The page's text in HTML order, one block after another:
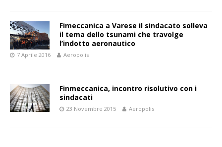
Fimeccanica a Varese il sindacato solleva
il tema dello tsunami che travolge
l’indotto aeronautico
7 Aprile 2016 Aeropolis
Finmeccanica, incontro risolutivo con i
sindacati
23 Novembre 2015 Aeropolis